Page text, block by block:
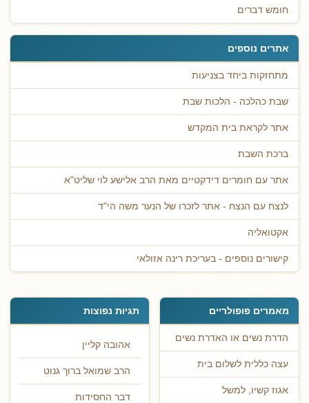
חומש דברים
אתרים נוספים
מתחזקות ביחד בצניעות
שבת כהלכה - הלכות שבת
אתר לקראת בית המקדש
ברכת השבת
אתר עם חומרים דידקטיים מאת הרב אלישע לוי שליט"א
לנצח עם הנצח - אתר לזכרו של הנער משה הי"ד
אקטואליה
קישורים נוספים - בעריכת רינה אזולאי
מאמרים פופולריים
הדרת נשים או האדרת נשים
עצה כללית לשלום בית
אגוז קשיו, למשל
תגיות נפוצות
אהובה קליין
הרב שמואל ברוך גנוט
דבר החסידות